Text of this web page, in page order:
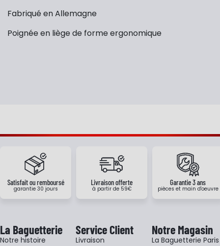
Fabriqué en Allemagne
Poignée en liège de forme ergonomique
Satisfait ou remboursé
garantie 30 jours
Livraison offerte
à partir de 59€
Garantie 3 ans
pièces et main d'oeuvre
La Baguetterie
Notre histoire
Service Client
Livraison
Notre Magasin
La Baguetterie Paris